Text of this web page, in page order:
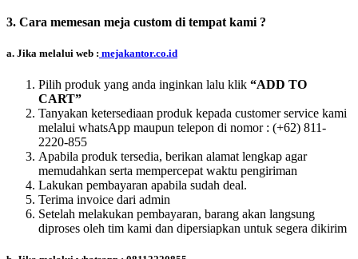
3. Cara memesan meja custom di tempat kami ?
a. Jika melalui web : mejakantor.co.id
Pilih produk yang anda inginkan lalu klik “ADD TO
CART”
Tanyakan ketersediaan produk kepada customer service kami
melalui whatsApp maupun telepon di nomor : (+62) 811-
2220-855
Apabila produk tersedia, berikan alamat lengkap agar
memudahkan serta mempercepat waktu pengiriman
Lakukan pembayaran apabila sudah deal.
Terima invoice dari admin
Setelah melakukan pembayaran, barang akan langsung
diproses oleh tim kami dan dipersiapkan untuk segera dikirim